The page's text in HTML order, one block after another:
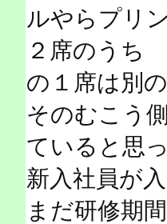
ルやらプリ
２席のうち
の１席は別の
そのむこう
ていると思っ
新入社員が
まだ研修期